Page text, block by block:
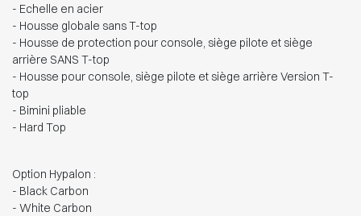
- Echelle en acier
- Housse globale sans T-top
- Housse de protection pour console, siège pilote et siège
arrière SANS T-top
- Housse pour console, siège pilote et siège arrière Version T-
top
- Bimini pliable
- Hard Top
Option Hypalon :
- Black Carbon
- White Carbon